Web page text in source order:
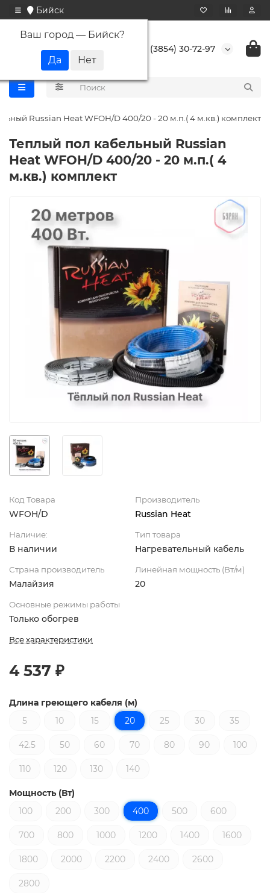
Бийск
Ваш город — Бийск?
+7 (3854) 30-72-97
Russian Heat WFOH/D 400/20 - 20 м.п.( 4 м.кв.) комплект
Теплый пол кабельный Russian
Heat WFOH/D 400/20 - 20 м.п.( 4
м.кв.) комплект
Код Товара
WFOH/D
Производитель
Russian Heat
Наличие:
В наличии
Тип товара
Нагревательный кабель
Страна производитель
Малайзия
Линейная мощность (Вт/м)
20
Основные режимы работы
Только обогрев
Все характеристики
4 537 ₽
Длина греющего кабеля (м)
5
10 15 20 25 30 35
42.5 50 60 70 80 90 100
110 120 130 140
Мощность (Вт)
100
200 300 400 500 600
700 800 1000 1200 1400 1600
1800 2000 2200 2400 2600
2800